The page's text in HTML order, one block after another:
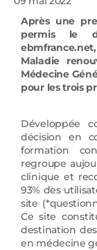
Après une
permis le
Maladie
Médecine
pour les trois
Développée
décision en
formation
regroupe
clinique et
93% des
site
Ce site
destination
en médecine